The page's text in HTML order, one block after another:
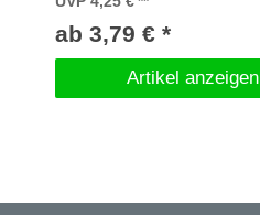
ab 3,79 € *
Artikel anzeigen